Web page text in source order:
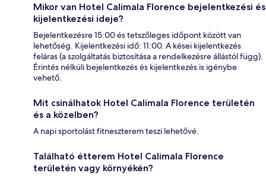
Mikor van Hotel Calimala Florence bejelentkezési és
kijelentkezési ideje?
Bejelentkezésre 15:00 és tetszőleges időpont között van
lehetőség. Kijelentkezési idő: 11:00. A kései kijelentkezés
feláras (a szolgáltatás biztosítása a rendelkezésre állástól függ).
Érintés nélküli bejelentkezés és kijelentkezés is igénybe
vehető.
Mit csinálhatok Hotel Calimala Florence területén
és a közelben?
A napi sportolást fitneszterem teszi lehetővé.
Található étterem Hotel Calimala Florence
területén vagy környékén?